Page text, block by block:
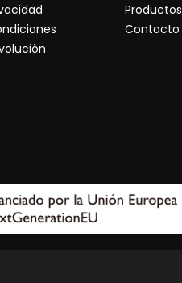
Productos
Contacto